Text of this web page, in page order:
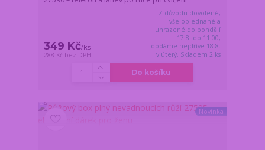
349 Kč/ks
288 Kč bez DPH
Z důvodu dovolené,
vše objednané a
uhrazené do pondělí
17.8. do 11:00,
dodáme nejdříve 18.8.
v úterý. Skladem 2 ks
Do košíku
Novinka